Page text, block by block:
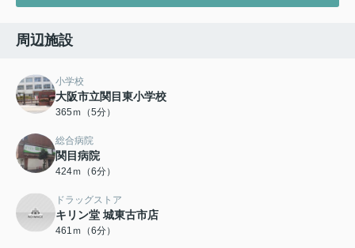
周辺施設
小学校
大阪市立関目東小学校
365ｍ（5分）
総合病院
関目病院
424ｍ（6分）
ドラッグストア
キリン堂 城東古市店
461ｍ（6分）